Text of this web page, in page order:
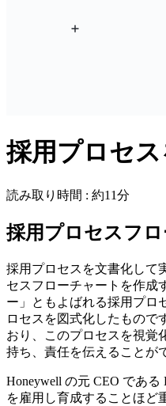
採用プロセ
読み取り時間 : 約11分
採用プロセスフロ
採用プロセスを文書化して
セスフローチャートを作成
ー」ともよばれる採用プロ
ロセスを図式化したもので
おり、このプロセスを視覚
持ち、責任を伝えることが
Honeywell の元 CEO である
を雇用し育成することほど